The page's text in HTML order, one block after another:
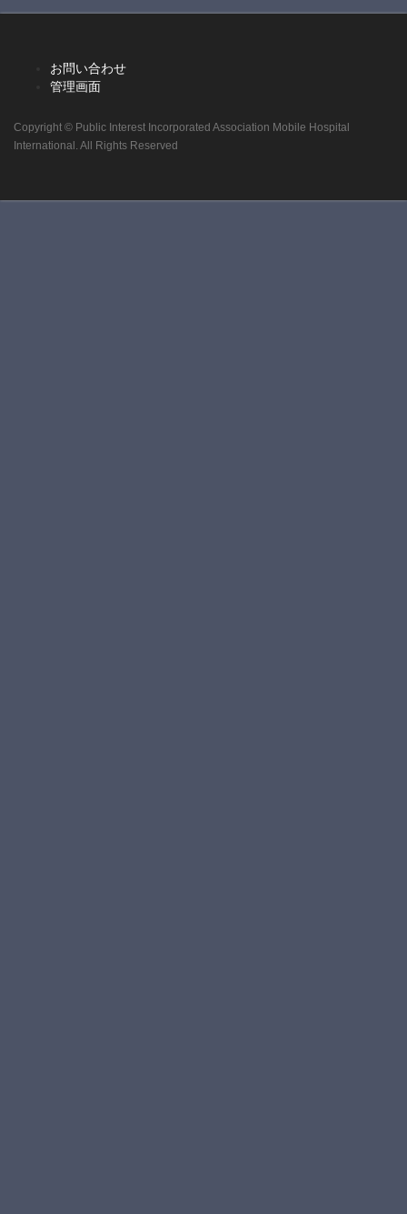
お問い合わせ
管理画面
Copyright © Public Interest Incorporated Association Mobile Hospital
International. All Rights Reserved